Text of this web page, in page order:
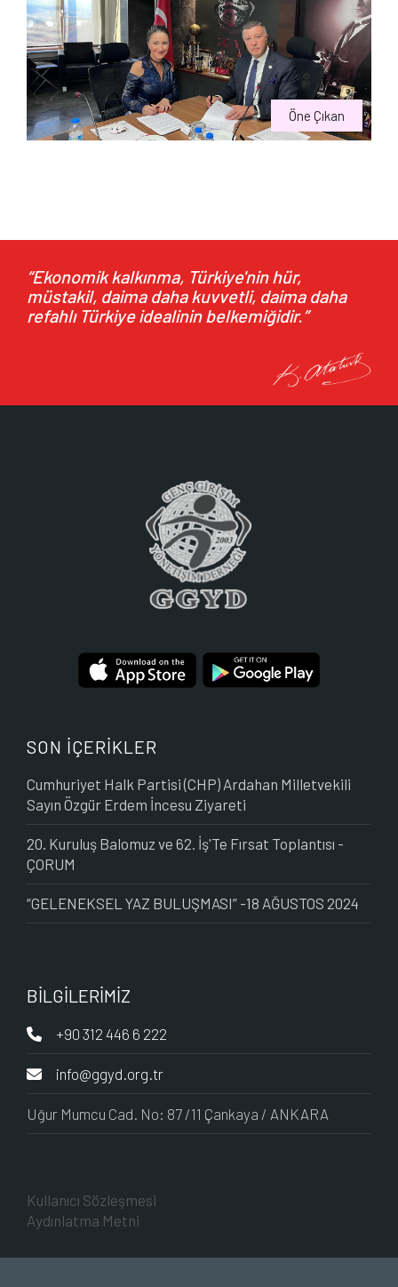
Öne Çıkan
Derneğimiz ile Özel Memorial Ankara Hastanesi
“Ekonomik kalkınma, Türkiye'nin hür,
müstakil, daima daha kuvvetli, daima daha
refahlı Türkiye idealinin belkemiğidir.”
SON İÇERİKLER
Cumhuriyet Halk Partisi (CHP) Ardahan Milletvekili
Sayın Özgür Erdem İncesu Ziyareti
20. Kuruluş Balomuz ve 62. İş'Te Fırsat Toplantısı -
ÇORUM
“GELENEKSEL YAZ BULUŞMASI” -18 AĞUSTOS 2024
BİLGİLERİMİZ
+90 312 446 6 222
info@ggyd.org.tr
Uğur Mumcu Cad. No: 87 /11 Çankaya / ANKARA
Kullanıcı Sözleşmesi
Aydınlatma Metni